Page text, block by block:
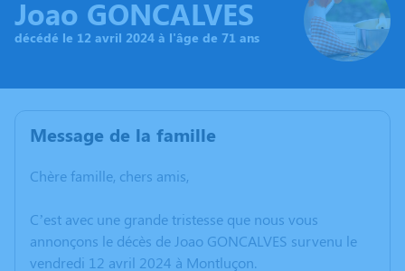
Joao GONCALVES
décédé le 12 avril 2024 à l'âge de 71 ans
Message de la famille
Chère famille, chers amis,
C’est avec une grande tristesse que nous vous
annonçons le décès de Joao GONCALVES survenu le
vendredi 12 avril 2024 à Montluçon.